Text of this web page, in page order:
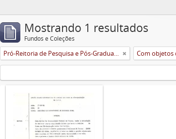
Mostrando 1 resultados
Fundos e Coleções
Pró-Reitoria de Pesquisa e Pós-Graduação Com objetos